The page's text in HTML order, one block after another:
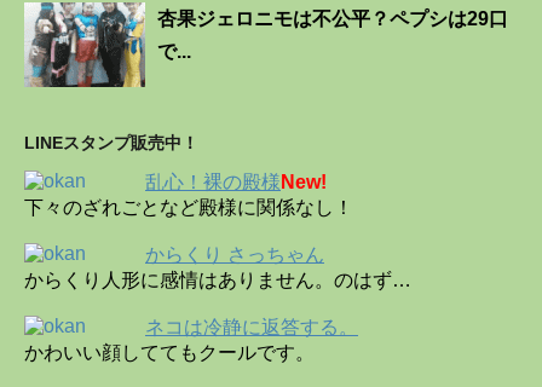
杏果ジェロニモは不公平？ペプシは29口
で...
LINEスタンプ販売中！
乱心！裸の殿様 New!
下々のざれごとなど殿様に関係なし！
からくり さっちゃん
からくり人形に感情はありません。のはず…
ネコは冷静に返答する。
かわいい顔しててもクールです。